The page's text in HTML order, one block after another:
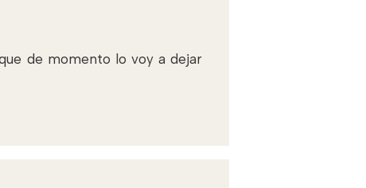
de momento lo voy a dejar